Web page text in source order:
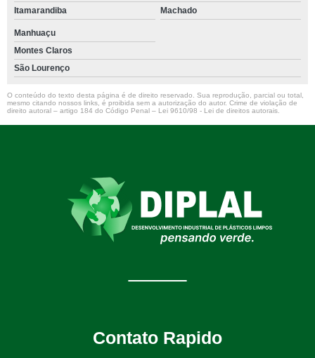
Itamarandiba
Machado
Manhuaçu
Montes Claros
São Lourenço
O conteúdo do texto desta página é de direito reservado. Sua reprodução, parcial ou total,
mesmo citando nossos links, é proibida sem a autorização do autor. Crime de violação de
direito autoral – artigo 184 do Código Penal – Lei 9610/98 - Lei de direitos autorais
Contato Rapido